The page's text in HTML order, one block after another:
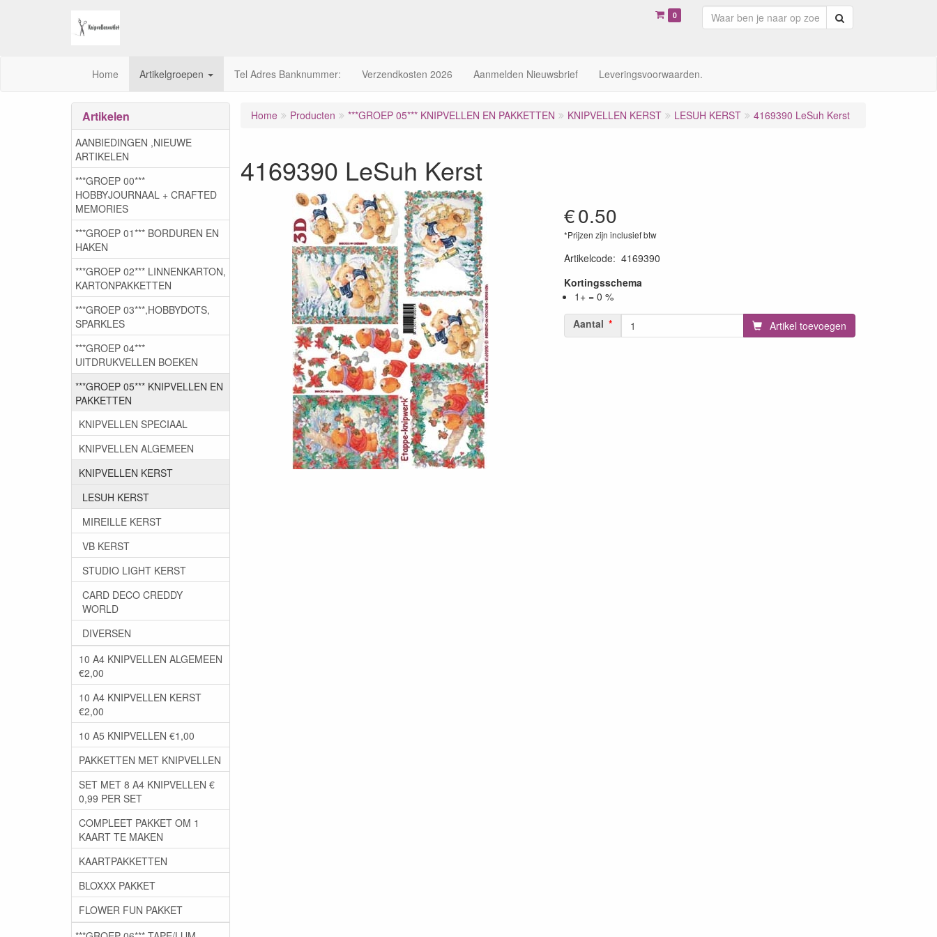
0
Home Artikelgroepen Tel Adres Banknummer: Verzendkosten 2026 Aanmelden Nieuwsbrief Leveringsvoorwaarden.
Home Producten ***GROEP 05*** KNIPVELLEN EN PAKKETTEN KNIPVELLEN KERST LESUH KERST 4169390 LeSuh Kerst
4169390 LeSuh Kerst
€0.50
*Prijzen zijn inclusief btw
Artikelcode: 4169390
Kortingsschema
1+ = 0 %
Aantal
Artikel toevoegen
Artikelen
AANBIEDINGEN ,NIEUWE
ARTIKELEN
***GROEP 00***
HOBBYJOURNAAL + CRAFTED
MEMORIES
***GROEP 01*** BORDUREN EN
HAKEN
***GROEP 02*** LINNENKARTON,
KARTONPAKKETTEN
***GROEP 03***,HOBBYDOTS,
SPARKLES
***GROEP 04***
UITDRUKVELLEN BOEKEN
***GROEP 05*** KNIPVELLEN EN
PAKKETTEN
KNIPVELLEN SPECIAAL
KNIPVELLEN ALGEMEEN
KNIPVELLEN KERST
LESUH KERST
MIREILLE KERST
VB KERST
STUDIO LIGHT KERST
CARD DECO CREDDY
WORLD
DIVERSEN
10 A4 KNIPVELLEN ALGEMEEN
€2,00
10 A4 KNIPVELLEN KERST
€2,00
10 A5 KNIPVELLEN €1,00
PAKKETTEN MET KNIPVELLEN
SET MET 8 A4 KNIPVELLEN €
0,99 PER SET
COMPLEET PAKKET OM 1
KAART TE MAKEN
KAARTPAKKETTEN
BLOXXX PAKKET
FLOWER FUN PAKKET